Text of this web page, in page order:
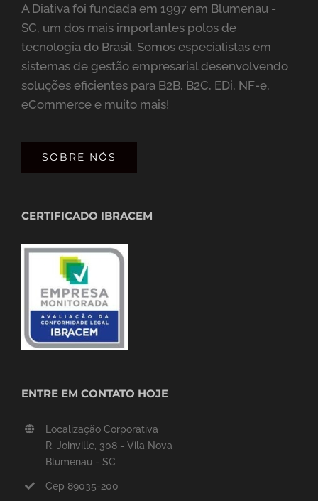
A Diativa foi fundada em 1997 em Blumenau -
SC, um dos mais importantes polos de
tecnologia do Brasil. Somos especialistas em
sistemas de gestão empresarial desenvolvendo
soluções eficientes para B2B, B2C, EDi, NF-e,
eCommerce e muito mais!
SOBRE NÓS
CERTIFICADO IBRACEM
ENTRE EM CONTATO HOJE
Localização Corporativa
R. Joinville, 308 - Vila Nova
Blumenau - SC
Cep 89035-200